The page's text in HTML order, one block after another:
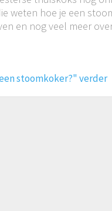
weten hoe je een
en nog veel meer
stoomkoker?" verder